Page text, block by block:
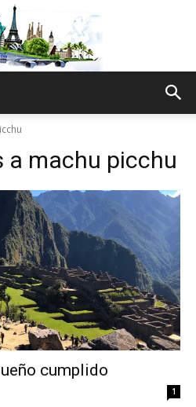
Thru
My
a machu picchu
cumplido
1